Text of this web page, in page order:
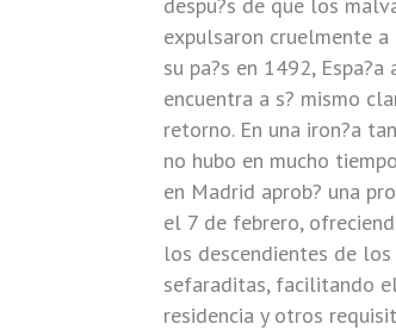
expulsaron cruelmente
su pa?s en 1492, Espa?a
encuentra a s? mismo
retorno. En una iron?a
no hubo en mucho
en Madrid aprob? una
el 7 de febrero,
los descendientes de los
sefaraditas, facilitando
residencia y otros